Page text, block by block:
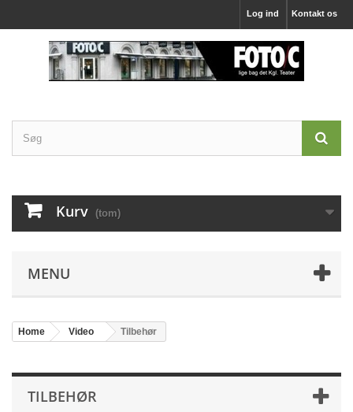
Kontakt os
Log ind
Kurv (tom)
MENU
Home Video Tilbehør
TILBEHØR